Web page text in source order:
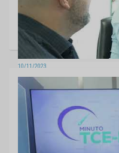
10/11/2023
MINUTO TCE - Edição 136